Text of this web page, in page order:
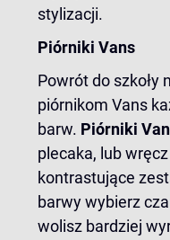
stylizacji.
Piórniki Vans
Powrót do szkoły
piórnikom Vans
barw. Piórniki
plecaka, lub
kontrastujące
barwy wybierz
wolisz bardziej